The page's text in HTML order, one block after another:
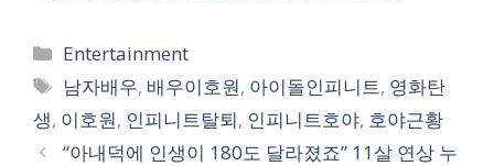
카
테
고
리
Entertainment
태
그
남자배우, 배우이호원, 아이돌인피니트, 영화탄
생, 이호원, 인피니트탈퇴, 인피니트호야, 호야근황
“아내덕에 인생이 180도 달라졌죠” 11살 연상 누